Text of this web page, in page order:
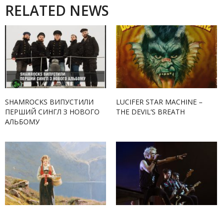
RELATED NEWS
SHAMROCKS ВИПУСТИЛИ
ПЕРШИЙ СИНГЛ З НОВОГО
АЛЬБОМУ
LUCIFER STAR MACHINE –
THE DEVIL’S BREATH